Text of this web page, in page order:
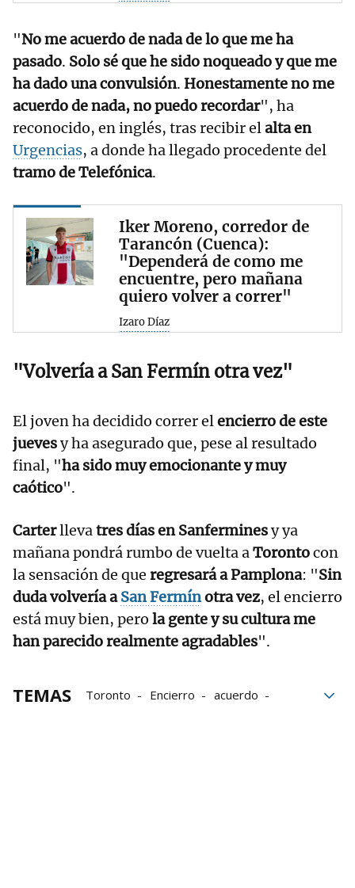
"No me acuerdo de nada de lo que me ha
pasado. Solo sé que he sido noqueado y que me
ha dado una convulsión. Honestamente no me
acuerdo de nada, no puedo recordar", ha
reconocido, en inglés, tras recibir elalta en
Urgencias, a donde ha llegado procedente del
tramo de Telefónica.
Iker Moreno, corredor de
Tarancón (Cuenca):
"Dependerá de como me
encuentre, pero mañana
quiero volver a correr"
Izaro Díaz
"Volvería a San Fermín otra vez"
El joven ha decidido correr elencierro de este
juevesy ha asegurado que, pese al resultado
final, "ha sido muy emocionante y muy
caótico".
Carterllevatres días en Sanferminesy ya
mañana pondrá rumbo de vuelta aTorontocon
la sensación de que regresará a Pamplona: "Sin
duda volvería aSan Fermínotra vez, el encierro
está muy bien, pero la gente y su cultura me
han parecido realmente agradables".
TEMAS Toronto Encierro
acuerdo